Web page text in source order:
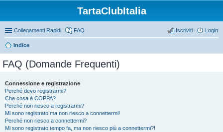
TartaClubItalia
Collegamenti Rapidi FAQ Login
Iscriviti
Indice
FAQ (Domande Frequenti)
Connessione e registrazione
Perché devo registrarmi?
Che cosa è COPPA?
Perché non riesco a registrarmi?
Mi sono registrato ma non riesco a connettermi!
Perché non riesco a connettermi?
Mi sono registrato tempo fa, ma non riesco più a connettermi?!